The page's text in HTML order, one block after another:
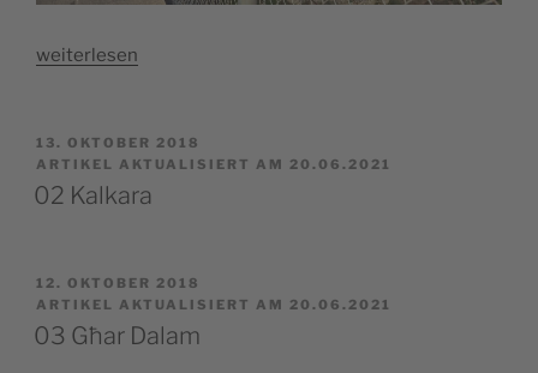
„01
weiterlesen
VERÖFFENTLICHT
AM
13. OKTOBER 2018
ARTIKEL AKTUALISIERT AM 20.06.2021
02 Kalkara
VERÖFFENTLICHT
AM
12. OKTOBER 2018
ARTIKEL AKTUALISIERT AM 20.06.2021
03 Għar Dalam